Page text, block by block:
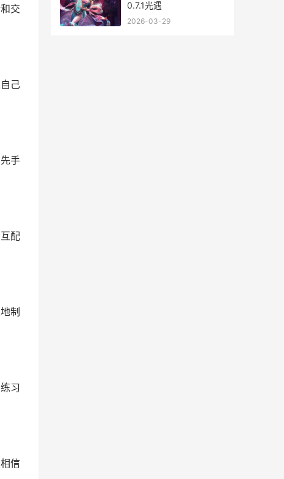
交
己
手
配
制
习
信
0.7.1光遇
2026-03-29